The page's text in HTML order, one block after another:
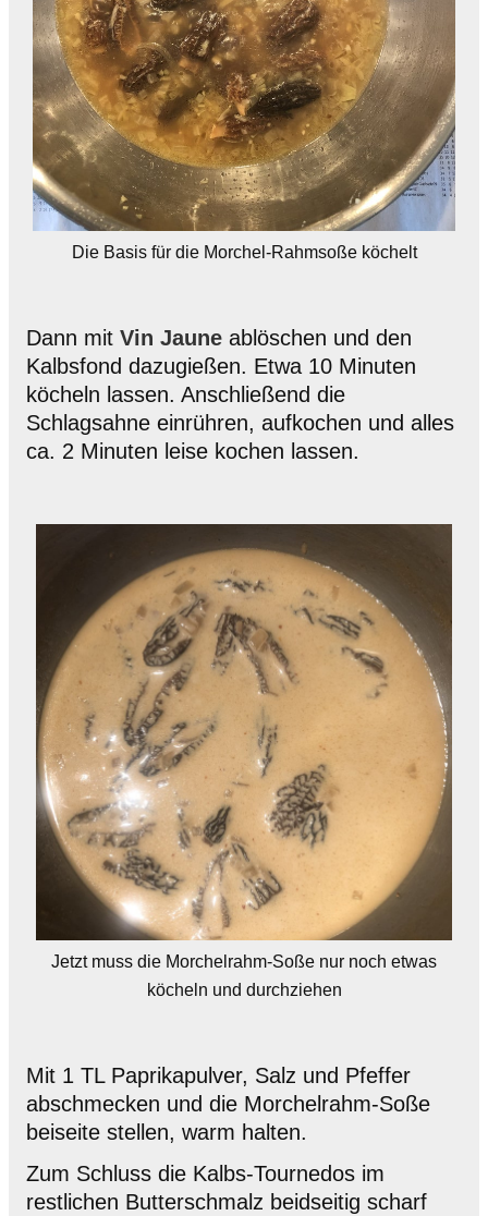
Die Basis für die Morchel-Rahmsoße köchelt
Dann mit Vin Jaune ablöschen und den
Kalbsfond dazugießen. Etwa 10 Minuten
köcheln lassen. Anschließend die
Schlagsahne einrühren, aufkochen und alles
ca. 2 Minuten leise kochen lassen.
Jetzt muss die Morchelrahm-Soße nur noch etwas
köcheln und durchziehen
Mit 1 TL Paprikapulver, Salz und Pfeffer
abschmecken und die Morchelrahm-Soße
beiseite stellen, warm halten.
Zum Schluss die Kalbs-Tournedos im
restlichen Butterschmalz beidseitig scharf